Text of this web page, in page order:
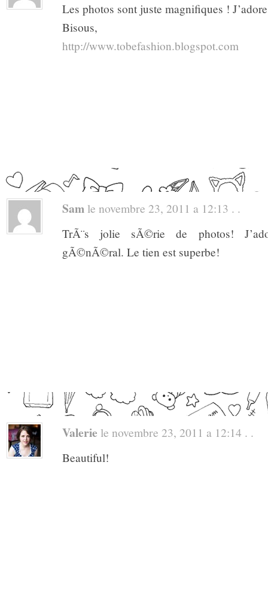
Les photos sont juste magnifiques !
Bisous,
http://www.tobefashion.blogspot.com
Sam le novembre 23, 2011 a 12:13 . .
TrÃ¨s jolie sÃ©rie de photos!
gÃ©nÃ©ral. Le tien est superbe!
Valerie le novembre 23, 2011 a 12:14 . .
Beautiful!